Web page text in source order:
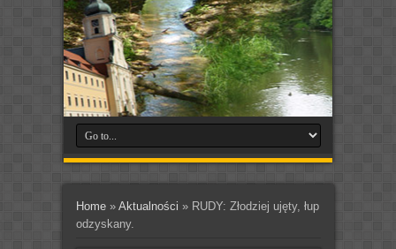
Home» Aktualności » RUDY: Złodziej ujęty, łup
odzyskany.